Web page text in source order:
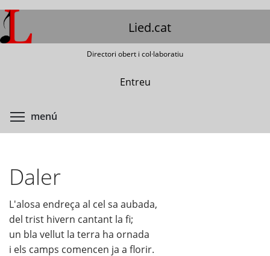
Vés
al
contingut
Lied.cat
Directori obert i col·laboratiu
Entreu
menú
Daler
L'alosa endreça al cel sa aubada,
del trist hivern cantant la fi;
un bla vellut la terra ha ornada
i els camps comencen ja a florir.